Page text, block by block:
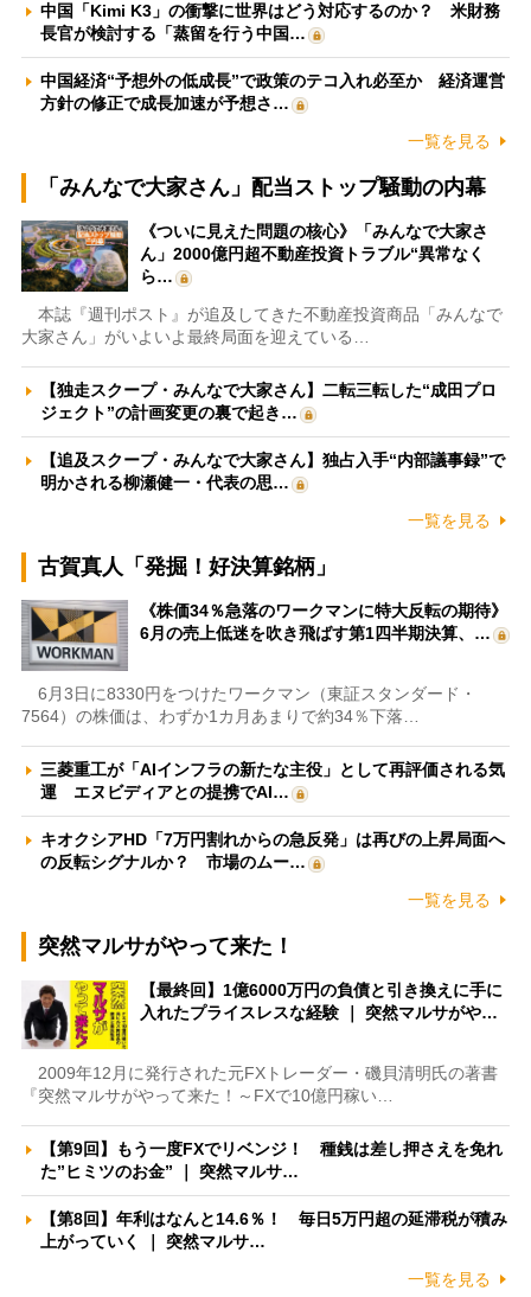
中国「Kimi K3」の衝撃に世界はどう対応するのか？ 米財務
長官が検討する「蒸留を行う中国…
中国経済“予想外の低成長”で政策のテコ入れ必至か 経済運営
方針の修正で成長加速が予想さ…
一覧を見る
「みんなで大家さん」配当ストップ騒動の内幕
《ついに見えた問題の核心》「みんなで大家さ
ん」2000億円超不動産投資トラブル“異常なく
ら…
本誌『週刊ポスト』が追及してきた不動産投資商品「みんなで
大家さん」がいよいよ最終局面を迎えている…
【独走スクープ・みんなで大家さん】二転三転した“成田プロ
ジェクト”の計画変更の裏で起き…
【追及スクープ・みんなで大家さん】独占入手“内部議事録”で
明かされる柳瀬健一・代表の思…
一覧を見る
古賀真人「発掘！好決算銘柄」
《株価34％急落のワークマンに特大反転の期待》
6月の売上低迷を吹き飛ばす第1四半期決算、…
6月3日に8330円をつけたワークマン（東証スタンダード・
7564）の株価は、わずか1カ月あまりで約34％下落…
三菱重工が「AIインフラの新たな主役」として再評価される気
運 エヌビディアとの提携でAI…
キオクシアHD「7万円割れからの急反発」は再びの上昇局面へ
の反転シグナルか？ 市場のムー…
一覧を見る
突然マルサがやって来た！
【最終回】1億6000万円の負債と引き換えに手に
入れたプライスレスな経験 ｜ 突然マルサがや…
2009年12月に発行された元FXトレーダー・磯貝清明氏の著書
『突然マルサがやって来た！～FXで10億円稼い…
【第9回】もう一度FXでリベンジ！ 種銭は差し押さえを免れ
た”ヒミツのお金” ｜ 突然マルサ…
【第8回】年利はなんと14.6％！ 毎日5万円超の延滞税が積み
上がっていく ｜ 突然マルサ…
一覧を見る